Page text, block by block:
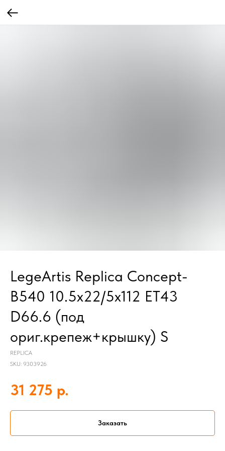
LegeArtis Replica Concept-
B540 10.5x22/5x112 ET43
D66.6 (под
ориг.крепеж+крышку) S
REPLICA
SKU: 9303926
31 275 р.
Заказать